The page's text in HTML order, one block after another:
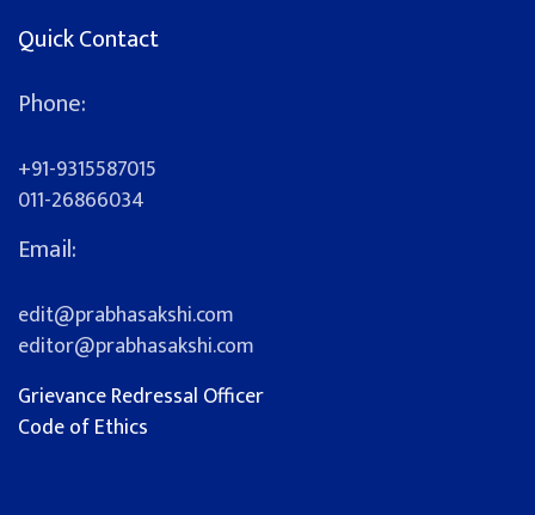
Quick Contact
Phone:
+91-9315587015
011-26866034
Email:
edit@prabhasakshi.com
editor@prabhasakshi.com
Grievance Redressal Officer
Code of Ethics